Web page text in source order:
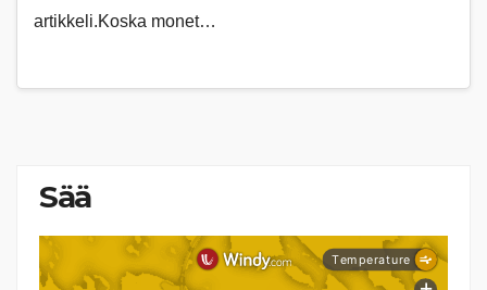
artikkeli.Koska monet…
Sää